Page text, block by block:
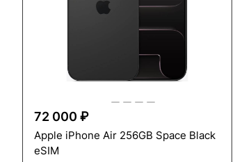
72 000 ₽
Apple iPhone Air 256GB Space Black
eSIM